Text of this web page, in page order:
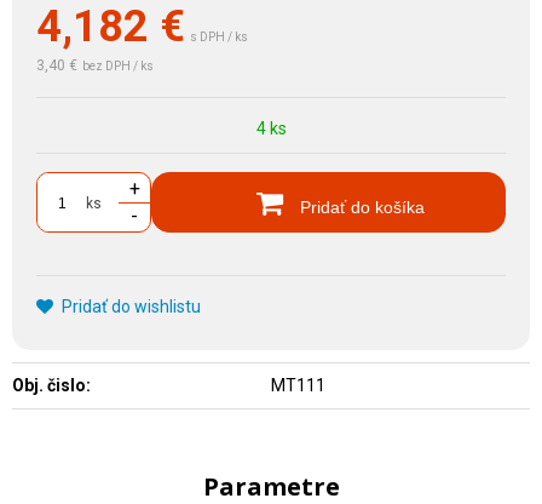
4,182 € s DPH / ks
3,40 € bez DPH / ks
4 ks
ks
+
-
Pridať do košíka
Pridať do wishlistu
Obj. čislo: MT111
Parametre